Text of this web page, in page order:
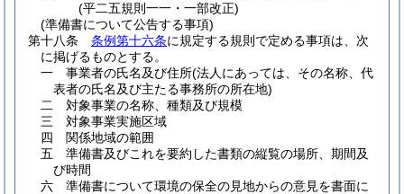
(平二五規則一一・一部改正)
(準備書について公告する事項)
第十八条
条例第十六条に規定する規則で定める事項は、次
に掲げるものとする。
一
事業者の氏名及び住所(法人にあっては、その名称、代
表者の氏名及び主たる事務所の所在地)
二
対象事業の名称、種類及び規模
三
対象事業実施区域
四
関係地域の範囲
五
準備書及びこれを要約した書類の縦覧の場所、期間及
び時間
六
準備書について環境の保全の見地からの意見を書面に